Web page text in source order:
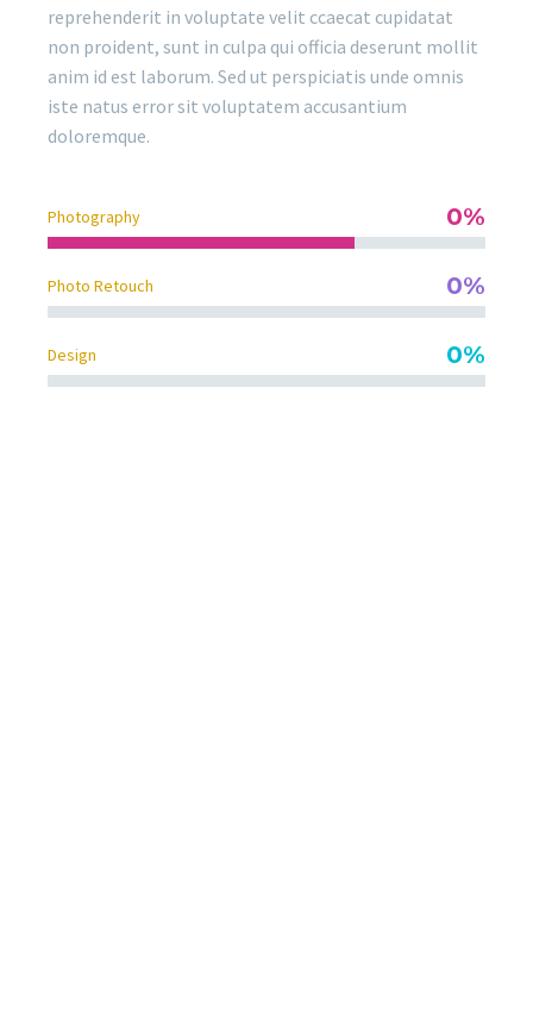
reprehenderit in voluptate velit ccaecat cupidatat
non proident, sunt in culpa qui officia deserunt mollit
anim id est laborum. Sed ut perspiciatis unde omnis
iste natus error sit voluptatem accusantium
doloremque.
Photography 0%
Photo Retouch 0%
Design 0%